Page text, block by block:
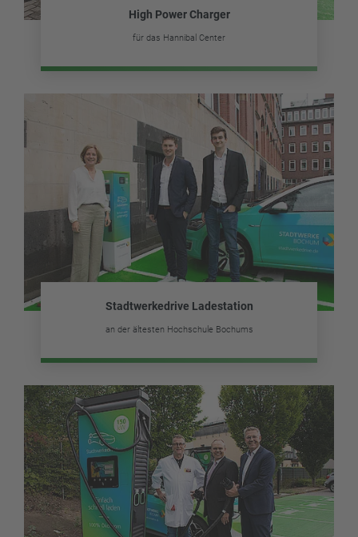
High Power Charger
für das Hannibal Center
Stadtwerkedrive Ladestation
an der ältesten Hochschule Bochums